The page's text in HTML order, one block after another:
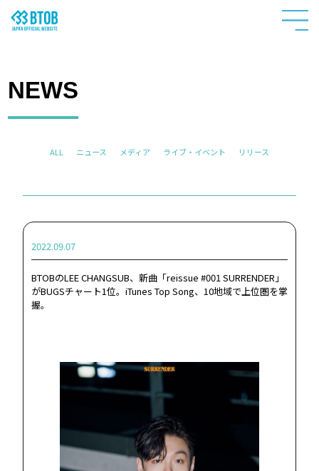
NEWS
ALL ニュース メディア ライブ・イベント リリース
2022.09.07
BTOBのLEE CHANGSUB、新曲「reissue #001 SURRENDER」
がBUGSチャート1位。iTunes Top Song、10地域で上位圏を掌
握。